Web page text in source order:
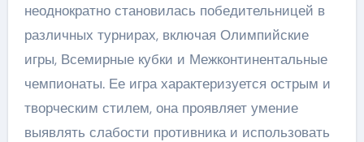
неоднократно становилась победительницей в
различных турнирах, включая Олимпийские
игры, Всемирные кубки и Межконтинентальные
чемпионаты. Ее игра характеризуется острым и
творческим стилем, она проявляет умение
выявлять слабости противника и использовать